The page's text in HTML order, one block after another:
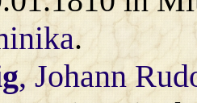
.
, Johann